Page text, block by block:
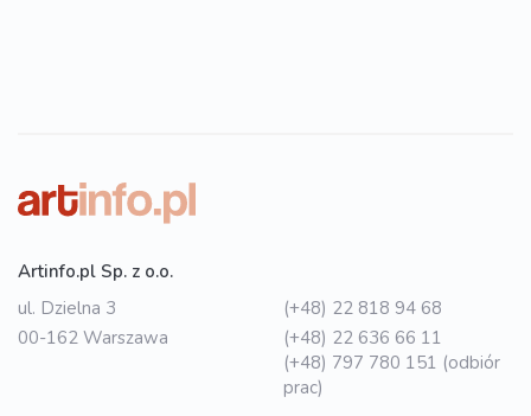
Artinfo.pl Sp. z o.o.
ul. Dzielna 3
00-162 Warszawa
(+48) 22 818 94 68
(+48) 22 636 66 11
(+48) 797 780 151 (odbiór
prac)